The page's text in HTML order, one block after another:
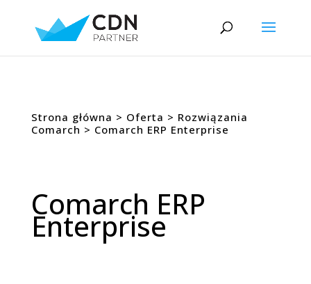
Strona główna > Oferta > Rozwiązania
Comarch > Comarch ERP Enterprise
Comarch ERP
Enterprise